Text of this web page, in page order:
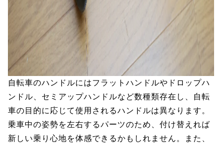
自転車のハンドルにはフラットハンドルやドロップハ
ンドル、セミアップハンドルなど数種類存在し、自転
車の目的に応じて使用されるハンドルは異なります。
乗車中の姿勢を左右するパーツのため、付け替えれば
新しい乗り心地を体感できるかもしれません。また、